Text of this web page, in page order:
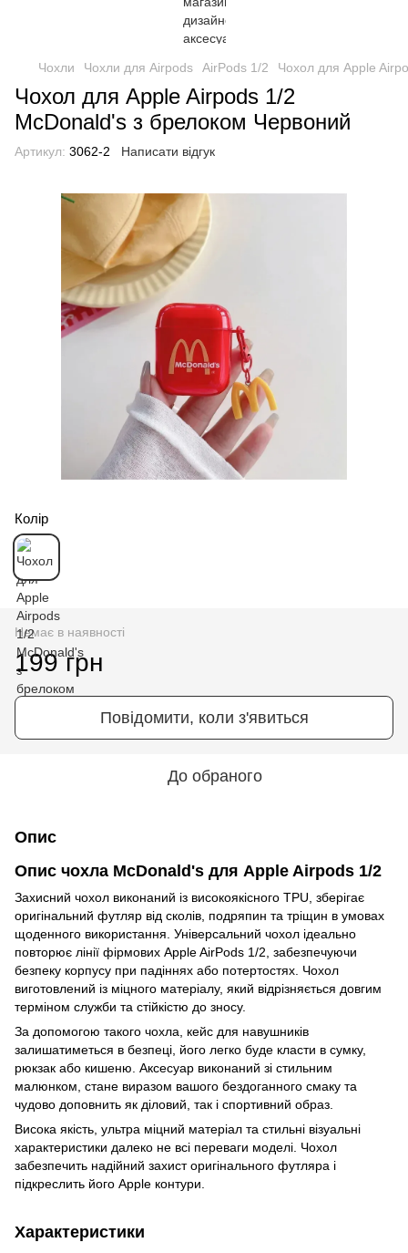
Чохли Чохли для Airpods AirPods 1/2 Чохол для Apple
Чохол для Apple Airpods 1/2
McDonald's з брелоком Червоний
Артикул: 3062-2 Написати відгук
Колір
Немає в наявності
199 грн
Повідомити, коли з'явиться
До обраного
Опис
Опис чохла McDonald's для Apple Airpods 1/2
Захисний чохол виконаний із високоякісного TPU, зберігає
оригінальний футляр від сколів, подряпин та тріщин в умовах
щоденного використання. Універсальний чохол ідеально
повторює лінії фірмових Apple AirPods 1/2, забезпечуючи
безпеку корпусу при падіннях або потертостях. Чохол
виготовлений із міцного матеріалу, який відрізняється довгим
терміном служби та стійкістю до зносу.
За допомогою такого чохла, кейс для навушників
залишатиметься в безпеці, його легко буде класти в сумку,
рюкзак або кишеню. Аксесуар виконаний зі стильним
малюнком, стане виразом вашого бездоганного смаку та
чудово доповнить як діловий, так і спортивний образ.
Висока якість, ультра міцний матеріал та стильні візуальні
характеристики далеко не всі переваги моделі. Чохол
забезпечить надійний захист оригінального футляра і
підкреслить його Apple контури.
Характеристики